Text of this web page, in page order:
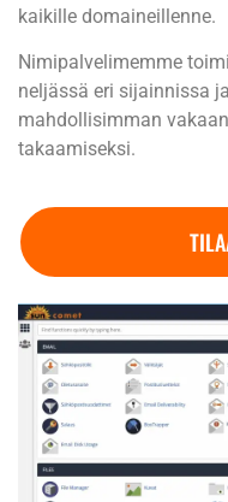
kaikille domaineillenne.
Nimipalvelimemme
neljässä eri sijainnissa
mahdollisimman
takaamiseksi.